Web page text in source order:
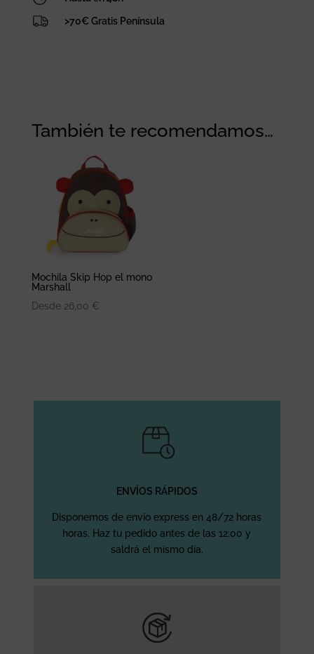
>70€ Gratis Península
También te recomendamos…
Mochila Skip Hop el mono
Marshall
Desde 26,00 €
ENVÍOS RÁPIDOS
Disponemos de envío express en 48/72 horas
horas. Haz tu pedido antes de las 12:00 y
saldrá el mismo día.